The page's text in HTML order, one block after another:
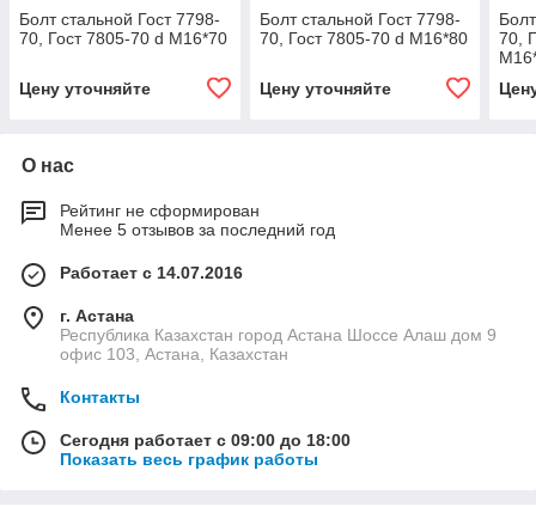
Болт стальной Гост 7798-
70, Гост 7805-70 d М16*70
Цену уточняйте
Болт стальной Гост 7798-
70, Гост 7805-70 d М16*80
Цену уточняйте
70,
О нас
Рейтинг не сформирован
Менее 5 отзывов за последний год
Работает с 14.07.2016
г. Астана
Республика Казахстан город Астана Шоссе Алаш дом 9
офис 103, Астана, Казахстан
Контакты
Сегодня работает с 09:00 до 18:00
Показать весь график работы